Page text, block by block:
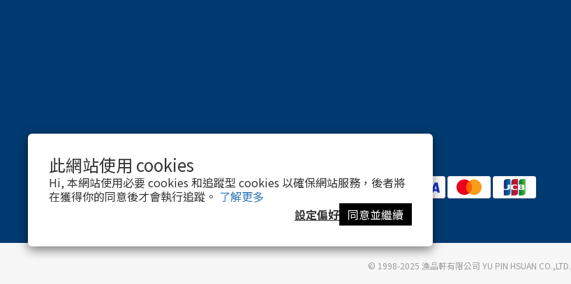
此網站使用 cookies
Hi, 本網站使用必要 cookies 和追蹤型 cookies 以確保網站服務，後者將
在獲得你的同意後才會執行追蹤。 了解更多
設定偏好 同意並繼續
© 1998-2025 漁品軒有限公司 YU PIN HSUAN CO.,LTD.